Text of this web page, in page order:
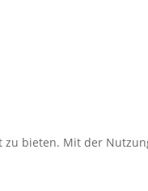
bieten. Mit der